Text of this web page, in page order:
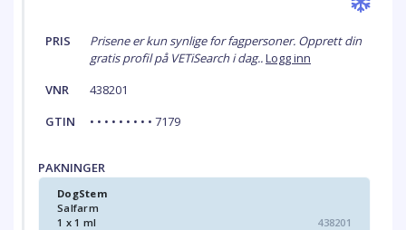
PRIS
Prisene er kun synlige for fagpersoner. Opprett din
gratis profil på VETiSearch i dag..Logg inn
VNR
438201
GTIN
• • • • • • • • • 7179
PAKNINGER
DogStem
Salfarm
1 x 1 ml
438201